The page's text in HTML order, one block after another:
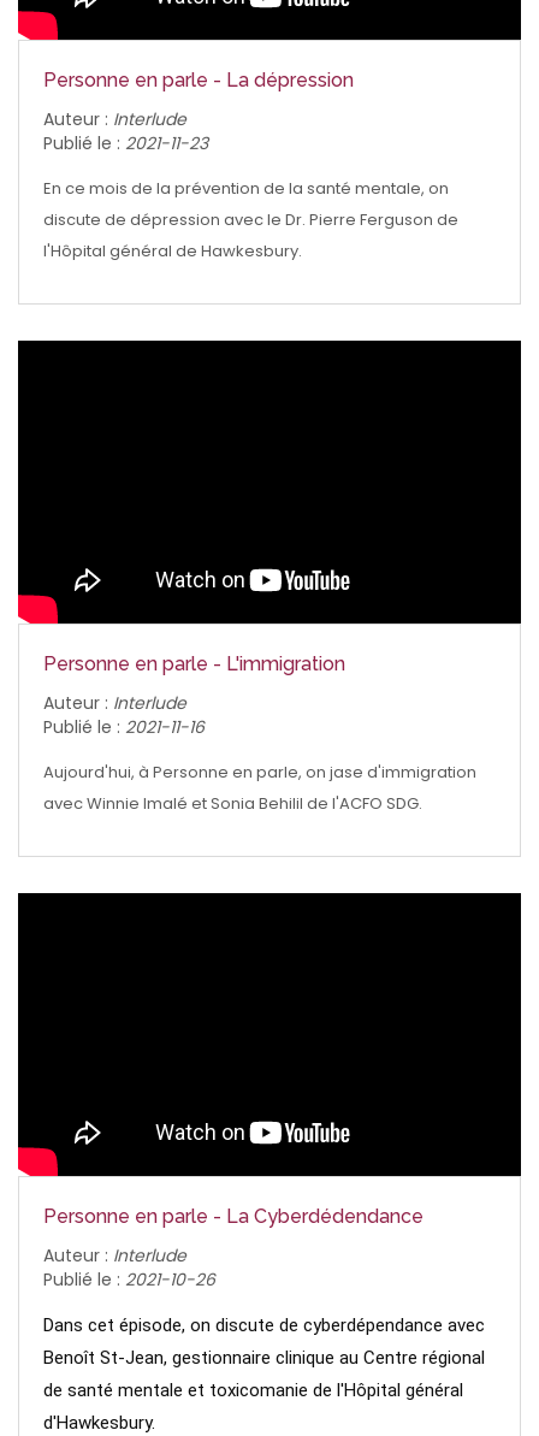
Personne en parle - La dépression
Auteur : Interlude
Publié le : 2021-11-23
En ce mois de la prévention de la santé mentale, on
discute de dépression avec le Dr. Pierre Ferguson de
l'Hôpital général de Hawkesbury.
Personne en parle - L'immigration
Auteur : Interlude
Publié le : 2021-11-16
Aujourd'hui, à Personne en parle, on jase d'immigration
avec Winnie Imalé et Sonia Behilil de l'ACFO SDG.
Personne en parle - La Cyberdédendance
Auteur : Interlude
Publié le : 2021-10-26
Dans cet épisode, on discute de cyberdépendance avec
Benoît St-Jean, gestionnaire clinique au Centre régional
de santé mentale et toxicomanie de l'Hôpital général
d'Hawkesbury.